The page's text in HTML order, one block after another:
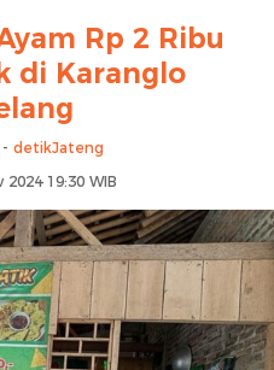
Rp 2 Ribu
di Karanglo
detikJateng
19:30 WIB